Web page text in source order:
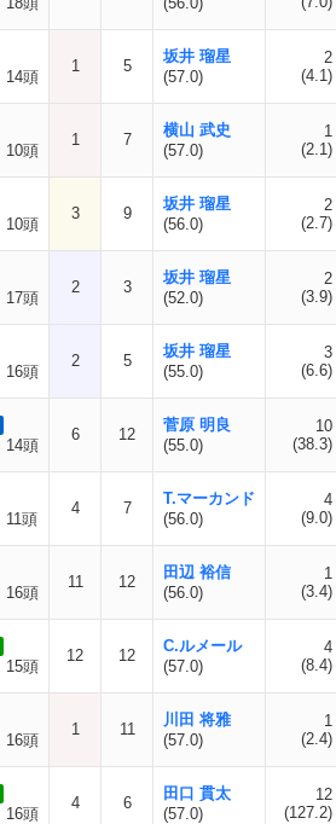
14頭
1 5
坂井 瑠星
(57.0)
2
(4.1)
10頭
1 7
横山 武史
(57.0)
1
(2.1)
10頭
3 9
坂井 瑠星
(56.0)
2
(2.7)
17頭
2 3
坂井 瑠星
(52.0)
2
(3.9)
16頭
2 5
坂井 瑠星
(55.0)
3
(6.6)
14頭
6 12
菅原 明良
(55.0)
10
(38.3)
11頭
4 7
T.マーカンド
(56.0)
4
(9.0)
16頭
11 12
田辺 裕信
(56.0)
1
(3.4)
15頭
12 12
C.ルメール
(57.0)
4
(8.4)
16頭
1 11
川田 将雅
(57.0)
1
(2.4)
16頭
4 6
田口 貫太
(57.0)
12
(127.2)